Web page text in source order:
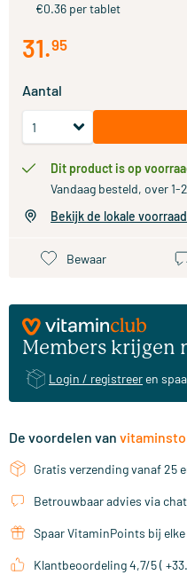
€0.36 per tablet
31.95
Aantal
Dit product is op
Vandaag besteld, over
Bekijk de lokale
Bewaar
Members krijgen
Login / registreer en
De voordelen van
Gratis verzending vanaf 25
Betrouwbaar advies via
Spaar VitaminPoints bij
Klantbeoordeling 4,7/5 (